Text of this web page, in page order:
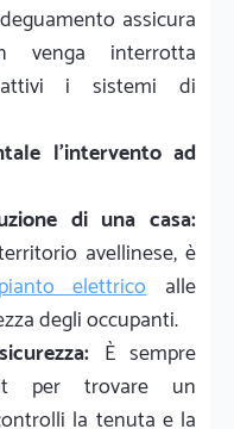
assicura
venga interrotta
attivi i sistemi di
l'intervento ad
di una casa:
avellinese, è
elettricoalle
degli occupanti.
È sempre
per trovare un
la tenuta e la